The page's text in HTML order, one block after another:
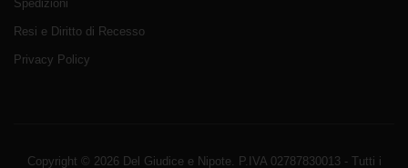
Spedizioni
Resi e Diritto di Recesso
Privacy Policy
Copyright © 2026 Del Giudice e Nipote. P.IVA 02787830013 - Tutti i